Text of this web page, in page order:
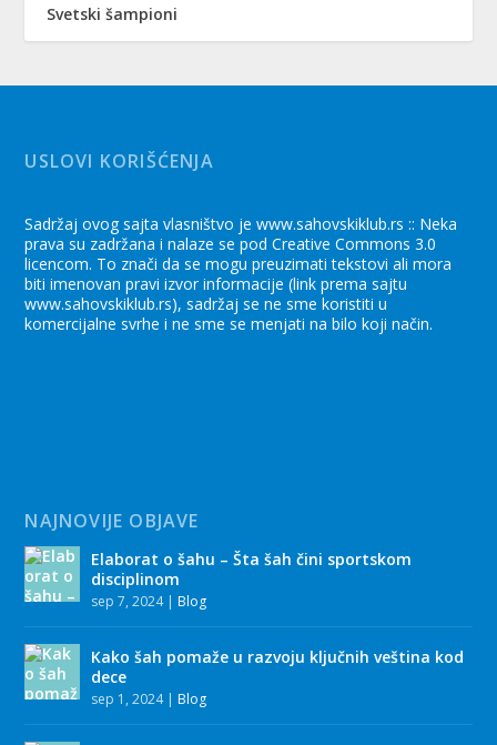
Svetski šampioni
USLOVI KORIŠĆENJA
Sadržaj ovog sajta vlasništvo je www.sahovskiklub.rs :: Neka
prava su zadržana i nalaze se pod Creative Commons 3.0
licencom. To znači da se mogu preuzimati tekstovi ali mora
biti imenovan pravi izvor informacije (link prema sajtu
www.sahovskiklub.rs), sadržaj se ne sme koristiti u
komercijalne svrhe i ne sme se menjati na bilo koji način.
NAJNOVIJE OBJAVE
Elaborat o šahu – Šta šah čini sportskom
disciplinom
sep 7, 2024| Blog
Kako šah pomaže u razvoju ključnih veština kod
dece
sep 1, 2024| Blog